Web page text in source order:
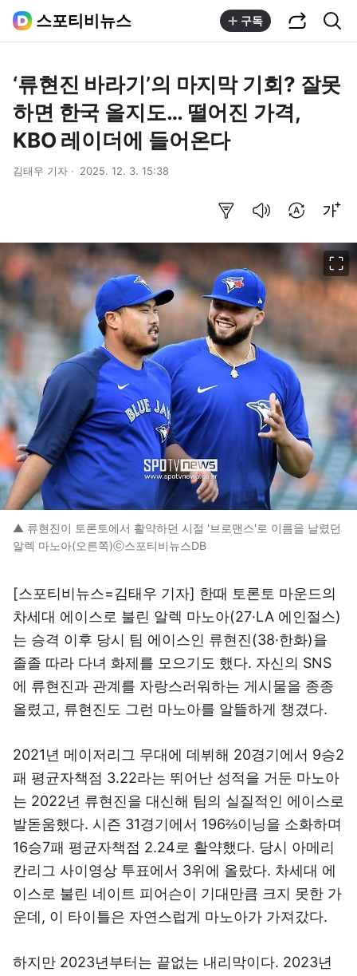
스포티비뉴스 구독
‘류현진 바라기’의 마지막 기회? 잘못
하면 한국 올지도… 떨어진 가격,
KBO 레이더에 들어온다
김태우 기자 2025. 12. 3. 15:38
▲ 류현진이 토론토에서 활약하던 시절 '브로맨스'로 이름을 날렸던
알렉 마노아(오른쪽)ⓒ스포티비뉴스DB
[스포티비뉴스=김태우 기자] 한때 토론토 마운드의
차세대 에이스로 불린 알렉 마노아(27·LA 에인절스)
는 승격 이후 당시 팀 에이스인 류현진(38·한화)을
졸졸 따라 다녀 화제를 모으기도 했다. 자신의 SNS
에 류현진과 관계를 자랑스러워하는 게시물을 종종
올렸고, 류현진도 그런 마노아를 알뜰하게 챙겼다.
2021년 메이저리그 무대에 데뷔해 20경기에서 9승2
패 평균자책점 3.22라는 뛰어난 성적을 거둔 마노아
는 2022년 류현진을 대신해 팀의 실질적인 에이스로
발돋움했다. 시즌 31경기에서 196⅔이닝을 소화하며
16승7패 평균자책점 2.24로 활약했다. 당시 아메리
칸리그 사이영상 투표에서 3위에 올랐다. 차세대 에
이스로 불린 네이트 피어슨이 기대만큼 크지 못한 가
운데, 이 타이틀은 자연스럽게 마노아가 가져갔다.
하지만 2023년부터는 끝없는 내리막이다. 2023년